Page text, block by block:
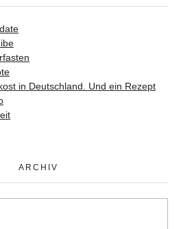
in Deutschland. Und ein Rezept
ARCHIV